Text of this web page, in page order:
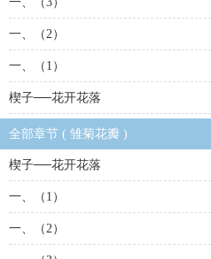
一、（2）
一、（1）
楔子──花开花落
全部章节 ( 雏菊花瓣 )
楔子──花开花落
一、（1）
一、（2）